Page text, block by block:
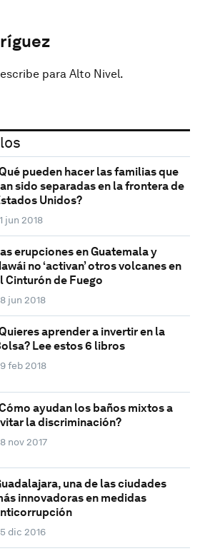
para Alto Nivel.
pueden hacer las familias que
sido separadas en la frontera de
Unidos?
jun 2018
erupciones en Guatemala y
no ‘activan’ otros volcanes en
Cinturón de Fuego
jun 2018
aprender a invertir en la
Lee estos 6 libros
feb 2018
ayudan los baños mixtos a
la discriminación?
nov 2017
una de las ciudades
innovadoras en medidas
dic 2016